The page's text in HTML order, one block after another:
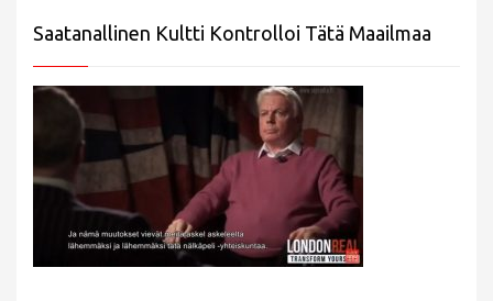
Saatanallinen Kultti Kontrolloi Tätä Maailmaa